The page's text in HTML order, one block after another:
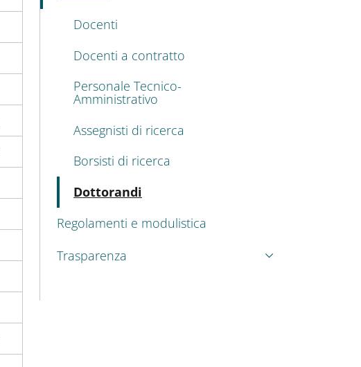
Docenti
Docenti a contratto
Personale Tecnico-
Amministrativo
Assegnisti di ricerca
Borsisti di ricerca
Dottorandi
Regolamenti e modulistica
Trasparenza